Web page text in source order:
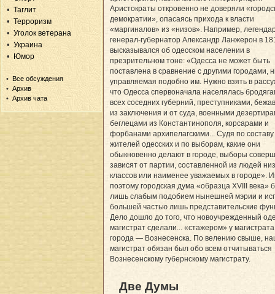
Таглит
Терроризм
Уголок ветерана
Украина
Юмор
Все обсуждения
Архив
Архив чата
Аристократы откровенно не доверяли
демократии», опасаясь прихода к власти
«маргиналов» из «низов». Например,
генерал-губернатор Александр Ланжерон в
высказывался об одесском населении в
презрительном тоне: «Одесса не может быть
поставлена в сравнение с другими городами,
управляемая подобно им. Нужно взять в
что Одесса спервоначала населялась
всех соседних губерний, преступниками,
из заключения и от суда, военными
беглецами из Константинополя, корсарами и
форбанами архипелагскими... Судя по составу
жителей одесских и по выборам, какие они
обыкновенно делают в городе, выборы
зависят от партии, составленной из людей
классов или наименее уважаемых в городе».
поэтому городская дума «образца XVIII века»
лишь слабым подобием нынешней мэрии и
большей частью лишь представительские
Дело дошло до того, что новоучрежденный
магистрат сделали... «стажером» у магистрата
города — Вознесенска. По велению свыше,
магистрат обязан был обо всем отчитываться
Вознесенскому губернскому магистрату.
Две Думы